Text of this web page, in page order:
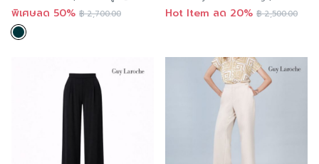
ยาว ปลายขากว้าง สีเขียว F9XKDR
พิเศษลด 50% ฿2,700.00
ทำงาน เอวสูง ขากว้าง ขอบเอวใส่
ยาง สีกรมท่า GBBTNV
Hot Item ลด 20% ฿2,500.00